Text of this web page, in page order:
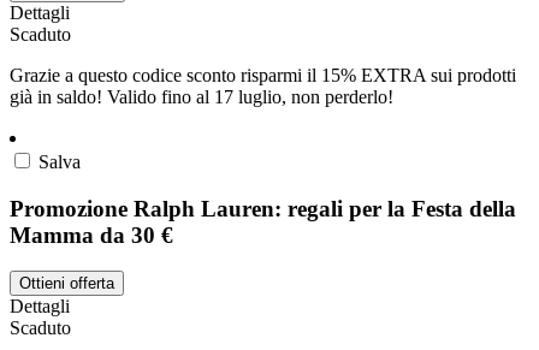
Dettagli
Scaduto
Grazie a questo codice sconto risparmi il 15% EXTRA sui prodotti
già in saldo! Valido fino al 17 luglio, non perderlo!
Salva
Promozione Ralph Lauren: regali per la Festa della
Mamma da 30 €
Ottieni offerta
Dettagli
Scaduto